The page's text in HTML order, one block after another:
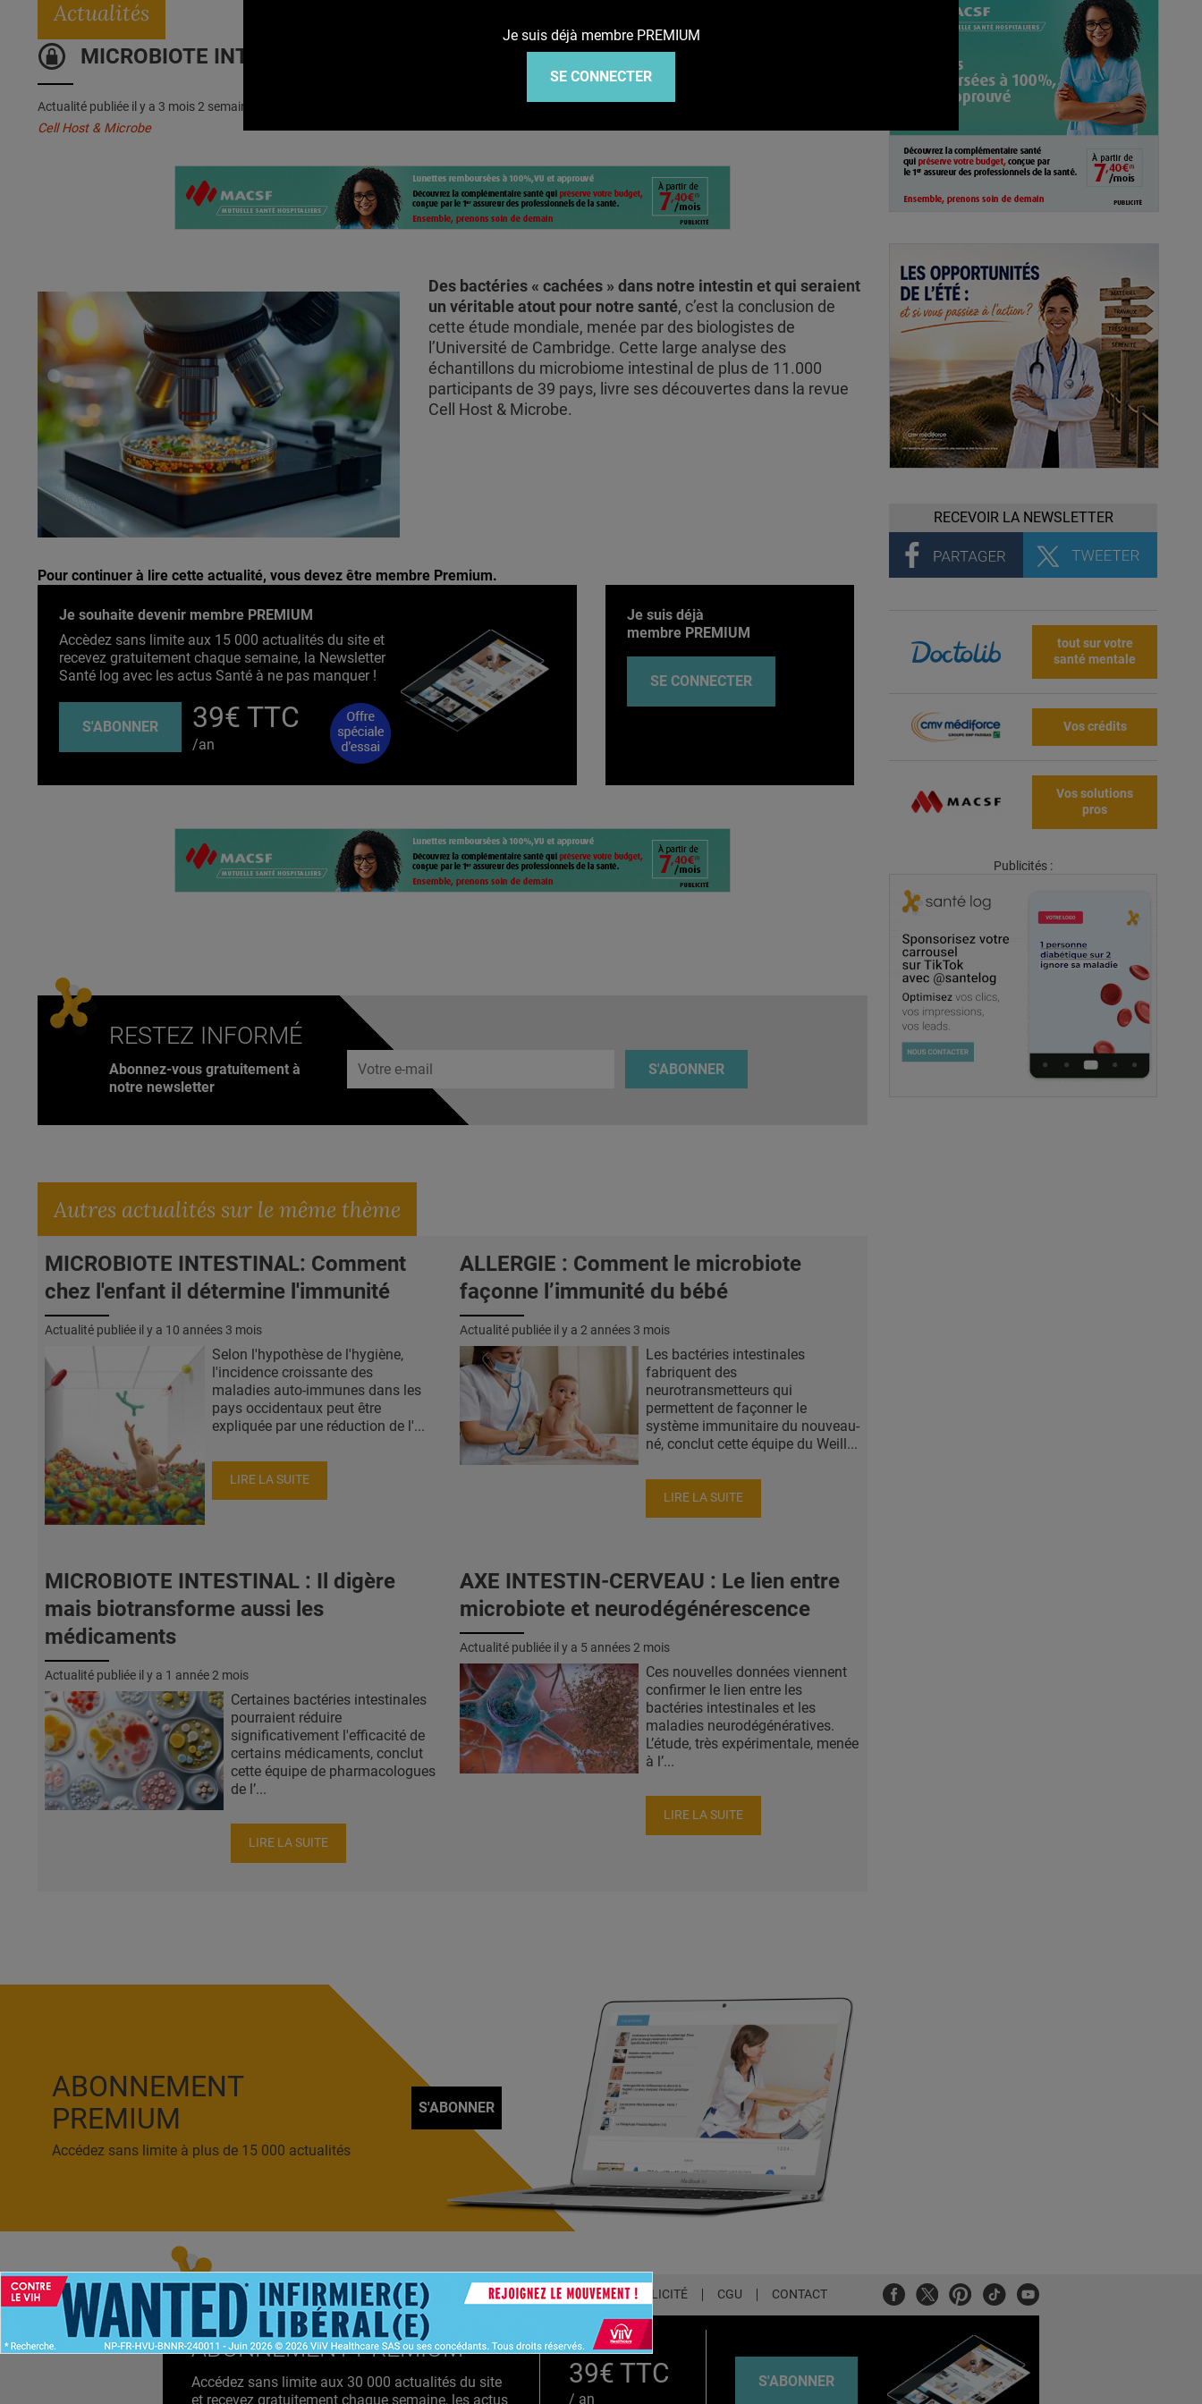
Actualités
MICROBIOTE INTESTINAL : Ces bactéries cachées qui nous font du bien
Actualité publiée il y a 3 mois 2 semaines 18 heures
Cell Host & Microbe
Des bactéries « cachées » dans notre intestin et qui seraient
un véritable atout pour notre santé, c’est la conclusion de
cette étude mondiale, menée par des biologistes de
l’Université de Cambridge. Cette large analyse des
échantillons du microbiome intestinal de plus de 11.000
participants de 39 pays, livre ses découvertes dans la revue
Cell Host & Microbe.
Pour continuer à lire cette actualité, vous devez être membre Premium.
Je souhaite devenir membre PREMIUM
Accèdez sans limite aux 15 000 actualités du site et
recevez gratuitement chaque semaine, la Newsletter
Santé log avec les actus Santé à ne pas manquer !
S'ABONNER 39€ TTC
/an
Je suis déjà
membre PREMIUM
SE CONNECTER
Je suis déjà membre PREMIUM
SE CONNECTER
RESTEZ INFORMÉ
Abonnez-vous gratuitement à
notre newsletter
Adresse e-mail
S'ABONNER
Autres actualités sur le même thème
MICROBIOTE INTESTINAL: Comment
chez l'enfant il détermine l'immunité
Actualité publiée il y a 10 années 3 mois
Selon l'hypothèse de l'hygiène,
l'incidence croissante des
maladies auto-immunes dans les
pays occidentaux peut être
expliquée par une réduction de l'...
LIRE LA SUITE
ALLERGIE : Comment le microbiote
façonne l’immunité du bébé
Actualité publiée il y a 2 années 3 mois
Les bactéries intestinales
fabriquent des
neurotransmetteurs qui
permettent de façonner le
système immunitaire du nouveau-
né, conclut cette équipe du Weill...
LIRE LA SUITE
MICROBIOTE INTESTINAL : Il digère
mais biotransforme aussi les
médicaments
Actualité publiée il y a 1 année 2 mois
Certaines bactéries intestinales
pourraient réduire
significativement l'efficacité de
certains médicaments, conclut
cette équipe de pharmacologues
de l’...
LIRE LA SUITE
AXE INTESTIN-CERVEAU : Le lien entre
microbiote et neurodégénérescence
Actualité publiée il y a 5 années 2 mois
Ces nouvelles données viennent
confirmer le lien entre les
bactéries intestinales et les
maladies neurodégénératives.
L’étude, très expérimentale, menée
à l’...
LIRE LA SUITE
ABONNEMENT
PREMIUM
Accédez sans limite à plus de 15 000 actualités
S'ABONNER
RECEVOIR LA NEWSLETTER
tout sur votre
santé mentale
Vos crédits
Vos solutions
pros
Publicités :
ACCUEIL NEWSLETTER QUI SOMMES-NOUS ? PUBLICITÉ CGU CONTACT FacebookTwitterPinterest
TiktokYoutube
ABONNEMENT PREMIUM
Accédez sans limite aux 30 000 actualités du site
et recevez gratuitement chaque semaine, les actus
39€ TTC
/ an
S'ABONNER